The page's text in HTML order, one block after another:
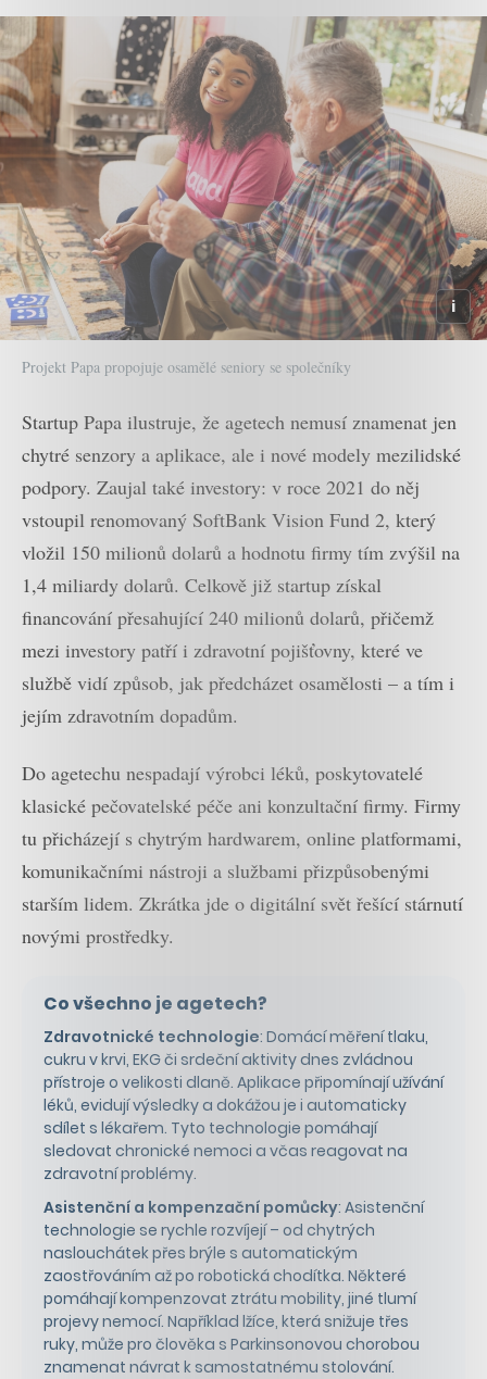
Projekt Papa propojuje osamělé seniory se společníky
Startup Papa ilustruje, že agetech nemusí znamenat jen
chytré senzory a aplikace, ale i nové modely mezilidské
podpory. Zaujal také investory: v roce 2021 do něj
vstoupil renomovaný SoftBank Vision Fund 2, který
vložil 150 milionů dolarů a hodnotu firmy tím zvýšil na
1,4 miliardy dolarů. Celkově již startup získal
financování přesahující 240 milionů dolarů, přičemž
mezi investory patří i zdravotní pojišťovny, které ve
službě vidí způsob, jak předcházet osamělosti – a tím i
jejím zdravotním dopadům.
Do agetechu nespadají výrobci léků, poskytovatelé
klasické pečovatelské péče ani konzultační firmy. Firmy
tu přicházejí s chytrým hardwarem, online platformami,
komunikačními nástroji a službami přizpůsobenými
starším lidem. Zkrátka jde o digitální svět řešící stárnutí
novými prostředky.
Co všechno je agetech?
Zdravotnické technologie: Domácí měření tlaku,
cukru v krvi, EKG či srdeční aktivity dnes zvládnou
přístroje o velikosti dlaně. Aplikace připomínají užívání
léků, evidují výsledky a dokážou je i automaticky
sdílet s lékařem. Tyto technologie pomáhají
sledovat chronické nemoci a včas reagovat na
zdravotní problémy.
Asistenční a kompenzační pomůcky: Asistenční
technologie se rychle rozvíjejí – od chytrých
naslouchátek přes brýle s automatickým
zaostřováním až po robotická chodítka. Některé
pomáhají kompenzovat ztrátu mobility, jiné tlumí
projevy nemocí. Například lžíce, která snižuje třes
ruky, může pro člověka s Parkinsonovou chorobou
znamenat návrat k samostatnému stolování.